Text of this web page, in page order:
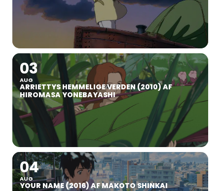
03
AUG
ARRIETTYS HEMMELIGE VERDEN (2010) AF
HIROMASA YONEBAYASHI
04
AUG
YOUR NAME (2016) AF MAKOTO SHINKAI